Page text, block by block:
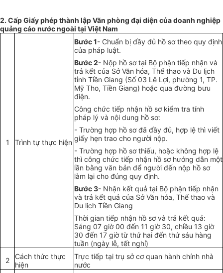
2. Cấp Giấy phép thành lập Văn phòng đại diện của doanh nghiệp
quảng cáo nước ngoài tại Việt Nam
1 Trình tự thực hiện
Bước 1- Chuẩn bị đầy đủ hồ sơ theo quy định
của pháp luật.
Bước 2- Nộp hồ sơ tại Bộ phận tiếp nhận và
trả kết của Sở Văn hóa, Thể thao và Du lịch
tỉnh Tiền Giang (Số 03 Lê Lợi, phường 1, TP.
Mỹ Tho, Tiền Giang) hoặc qua đường bưu
điện.
Công chức tiếp nhận hồ sơ kiểm tra tính
pháp lý và nội dung hồ sơ:
- Trường hợp hồ sơ đã đầy đủ, hợp lệ thì viết
giấy hẹn trao cho người nộp.
- Trường hợp hồ sơ thiếu, hoặc không hợp lệ
thì công chức tiếp nhận hồ sơ hướng dẫn một
lần bằng văn bản để người đến nộp hồ sơ
làm lại cho đúng quy định.
Bước 3- Nhận kết quả tại Bộ phận tiếp nhận
và trả kết quả của Sở Văn hóa, Thể thao và
Du lịch Tiền Giang
Thời gian tiếp nhận hồ sơ và trả kết quả:
Sáng 07 giờ 00 đến 11 giờ 30, chiều 13 giờ
30 đến 17 giờ từ thứ hai đến thứ sáu hàng
tuần (ngày lễ, tết nghỉ)
2
Cách thức thực
hiện
Trực tiếp tại trụ sở cơ quan hành chính nhà
nước